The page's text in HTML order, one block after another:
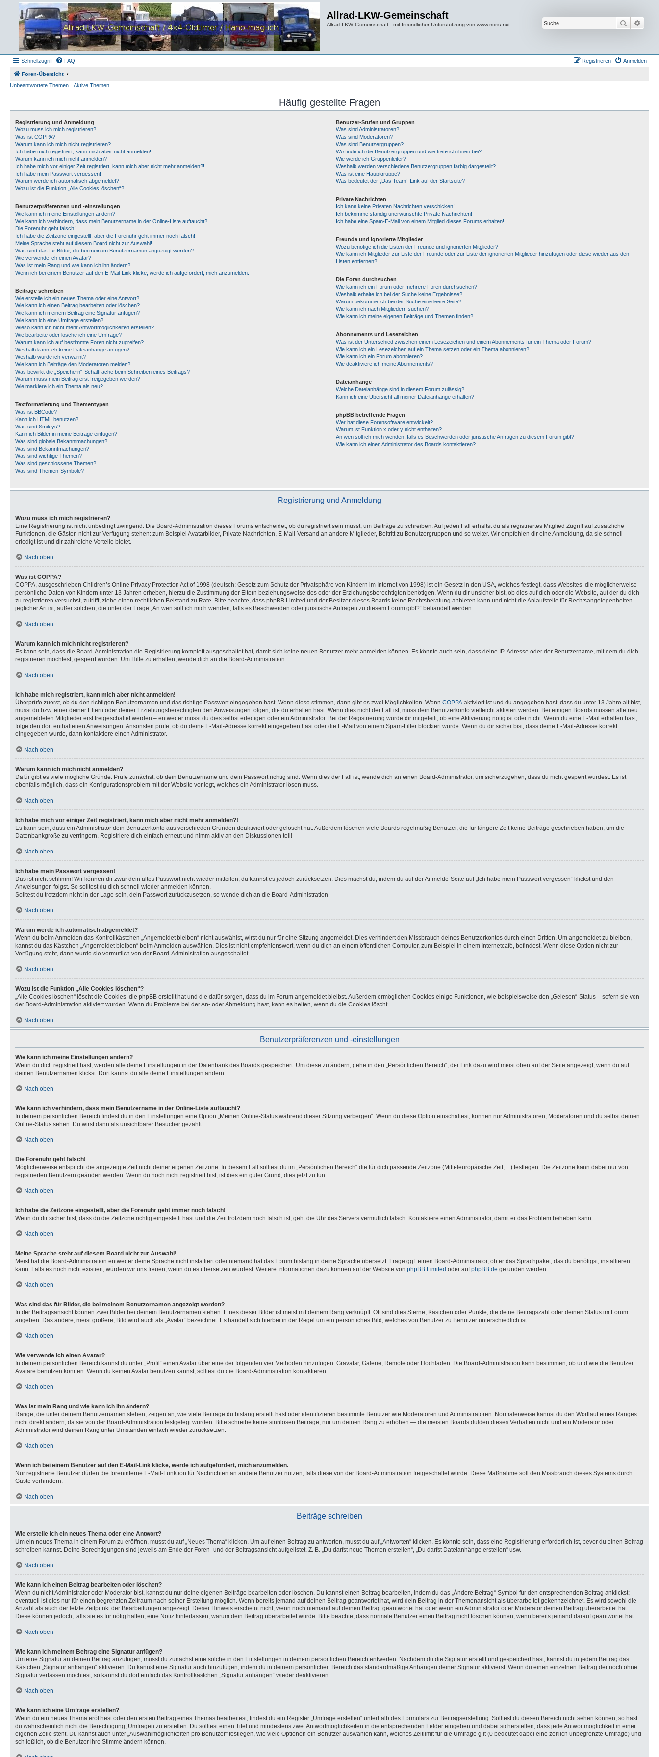
Allrad-LKW-Gemeinschaft
Allrad-LKW-Gemeinschaft - mit freundlicher Unterstützung von www.noris.net Suche
Schnellzugriff FAQ Anmelden
Registrieren
Foren-Übersicht
Unbeantwortete Themen
Aktive Themen
Häufig gestellte Fragen
Registrierung und Anmeldung
Wozu muss ich mich registrieren?
Was ist COPPA?
Warum kann ich mich nicht registrieren?
Ich habe mich registriert, kann mich aber nicht anmelden!
Warum kann ich mich nicht anmelden?
Ich habe mich vor einiger Zeit registriert, kann mich aber nicht mehr anmelden?!
Ich habe mein Passwort vergessen!
Warum werde ich automatisch abgemeldet?
Wozu ist die Funktion „Alle Cookies löschen“?
Benutzerpräferenzen und -einstellungen
Wie kann ich meine Einstellungen ändern?
Wie kann ich verhindern, dass mein Benutzername in der Online-Liste auftaucht?
Die Forenuhr geht falsch!
Ich habe die Zeitzone eingestellt, aber die Forenuhr geht immer noch falsch!
Meine Sprache steht auf diesem Board nicht zur Auswahl!
Was sind das für Bilder, die bei meinem Benutzernamen angezeigt werden?
Wie verwende ich einen Avatar?
Was ist mein Rang und wie kann ich ihn ändern?
Wenn ich bei einem Benutzer auf den E-Mail-Link klicke, werde ich aufgefordert, mich anzumelden.
Beiträge schreiben
Wie erstelle ich ein neues Thema oder eine Antwort?
Wie kann ich einen Beitrag bearbeiten oder löschen?
Wie kann ich meinem Beitrag eine Signatur anfügen?
Wie kann ich eine Umfrage erstellen?
Wieso kann ich nicht mehr Antwortmöglichkeiten erstellen?
Wie bearbeite oder lösche ich eine Umfrage?
Warum kann ich auf bestimmte Foren nicht zugreifen?
Weshalb kann ich keine Dateianhänge anfügen?
Weshalb wurde ich verwarnt?
Wie kann ich Beiträge den Moderatoren melden?
Was bewirkt die „Speichern“-Schaltfläche beim Schreiben eines Beitrags?
Warum muss mein Beitrag erst freigegeben werden?
Wie markiere ich ein Thema als neu?
Textformatierung und Thementypen
Was ist BBCode?
Kann ich HTML benutzen?
Was sind Smileys?
Kann ich Bilder in meine Beiträge einfügen?
Was sind globale Bekanntmachungen?
Was sind Bekanntmachungen?
Was sind wichtige Themen?
Was sind geschlossene Themen?
Was sind Themen-Symbole?
Benutzer-Stufen und Gruppen
Was sind Administratoren?
Was sind Moderatoren?
Was sind Benutzergruppen?
Wo finde ich die Benutzergruppen und wie trete ich ihnen bei?
Wie werde ich Gruppenleiter?
Weshalb werden verschiedene Benutzergruppen farbig dargestellt?
Was ist eine Hauptgruppe?
Was bedeutet der „Das Team“-Link auf der Startseite?
Private Nachrichten
Ich kann keine Privaten Nachrichten verschicken!
Ich bekomme ständig unerwünschte Private Nachrichten!
Ich habe eine Spam-E-Mail von einem Mitglied dieses Forums erhalten!
Freunde und ignorierte Mitglieder
Wozu benötige ich die Listen der Freunde und ignorierten Mitglieder?
Wie kann ich Mitglieder zur Liste der Freunde oder zur Liste der ignorierten Mitglieder hinzufügen oder diese wieder aus den
Listen entfernen?
Die Foren durchsuchen
Wie kann ich ein Forum oder mehrere Foren durchsuchen?
Weshalb erhalte ich bei der Suche keine Ergebnisse?
Warum bekomme ich bei der Suche eine leere Seite?
Wie kann ich nach Mitgliedern suchen?
Wie kann ich meine eigenen Beiträge und Themen finden?
Abonnements und Lesezeichen
Was ist der Unterschied zwischen einem Lesezeichen und einem Abonnements für ein Thema oder Forum?
Wie kann ich ein Lesezeichen auf ein Thema setzen oder ein Thema abonnieren?
Wie kann ich ein Forum abonnieren?
Wie deaktiviere ich meine Abonnements?
Dateianhänge
Welche Dateianhänge sind in diesem Forum zulässig?
Kann ich eine Übersicht all meiner Dateianhänge erhalten?
phpBB betreffende Fragen
Wer hat diese Forensoftware entwickelt?
Warum ist Funktion x oder y nicht enthalten?
An wen soll ich mich wenden, falls es Beschwerden oder juristische Anfragen zu diesem Forum gibt?
Wie kann ich einen Administrator des Boards kontaktieren?
Registrierung und Anmeldung
Wozu muss ich mich registrieren?
Eine Registrierung ist nicht unbedingt zwingend. Die Board-Administration dieses Forums entscheidet, ob du registriert sein musst, um Beiträge zu schreiben. Auf jeden Fall erhältst du als registriertes Mitglied Zugriff auf zusätzliche
Funktionen, die Gästen nicht zur Verfügung stehen: zum Beispiel Avatarbilder, Private Nachrichten, E-Mail-Versand an andere Mitglieder, Beitritt zu Benutzergruppen und so weiter. Wir empfehlen dir eine Anmeldung, da sie schnell
erledigt ist und dir zahlreiche Vorteile bietet.
Nach oben
Was ist COPPA?
COPPA, ausgeschrieben Children’s Online Privacy Protection Act of 1998 (deutsch: Gesetz zum Schutz der Privatsphäre von Kindern im Internet von 1998) ist ein Gesetz in den USA, welches festlegt, dass Websites, die möglicherweise
persönliche Daten von Kindern unter 13 Jahren erheben, hierzu die Zustimmung der Eltern beziehungsweise des oder der Erziehungsberechtigten benötigen. Wenn du dir unsicher bist, ob dies auf dich oder die Website, auf der du dich
zu registrieren versuchst, zutrifft, ziehe einen rechtlichen Beistand zu Rate. Bitte beachte, dass phpBB Limited und der Besitzer dieses Boards keine Rechtsberatung anbieten kann und nicht die Anlaufstelle für Rechtsangelegenheiten
jeglicher Art ist; außer solchen, die unter der Frage „An wen soll ich mich wenden, falls es Beschwerden oder juristische Anfragen zu diesem Forum gibt?“ behandelt werden.
Nach oben
Warum kann ich mich nicht registrieren?
Es kann sein, dass die Board-Administration die Registrierung komplett ausgeschaltet hat, damit sich keine neuen Benutzer mehr anmelden können. Es könnte auch sein, dass deine IP-Adresse oder der Benutzername, mit dem du dich
registrieren möchtest, gesperrt wurden. Um Hilfe zu erhalten, wende dich an die Board-Administration.
Nach oben
Ich habe mich registriert, kann mich aber nicht anmelden!
Überprüfe zuerst, ob du den richtigen Benutzernamen und das richtige Passwort eingegeben hast. Wenn diese stimmen, dann gibt es zwei Möglichkeiten. Wenn COPPA aktiviert ist und du angegeben hast, dass du unter 13 Jahre alt bist,
musst du bzw. einer deiner Eltern oder deiner Erziehungsberechtigten den Anweisungen folgen, die du erhalten hast. Wenn dies nicht der Fall ist, muss dein Benutzerkonto vielleicht aktiviert werden. Bei einigen Boards müssen alle neu
angemeldeten Mitglieder erst freigeschaltet werden – entweder musst du dies selbst erledigen oder ein Administrator. Bei der Registrierung wurde dir mitgeteilt, ob eine Aktivierung nötig ist oder nicht. Wenn du eine E-Mail erhalten hast,
folge den dort enthaltenen Anweisungen. Ansonsten prüfe, ob du deine E-Mail-Adresse korrekt eingegeben hast oder die E-Mail von einem Spam-Filter blockiert wurde. Wenn du dir sicher bist, dass deine E-Mail-Adresse korrekt
eingegeben wurde, dann kontaktiere einen Administrator.
Nach oben
Warum kann ich mich nicht anmelden?
Dafür gibt es viele mögliche Gründe. Prüfe zunächst, ob dein Benutzername und dein Passwort richtig sind. Wenn dies der Fall ist, wende dich an einen Board-Administrator, um sicherzugehen, dass du nicht gesperrt wurdest. Es ist
ebenfalls möglich, dass ein Konfigurationsproblem mit der Website vorliegt, welches ein Administrator lösen muss.
Nach oben
Ich habe mich vor einiger Zeit registriert, kann mich aber nicht mehr anmelden?!
Es kann sein, dass ein Administrator dein Benutzerkonto aus verschieden Gründen deaktiviert oder gelöscht hat. Außerdem löschen viele Boards regelmäßig Benutzer, die für längere Zeit keine Beiträge geschrieben haben, um die
Datenbankgröße zu verringern. Registriere dich einfach erneut und nimm aktiv an den Diskussionen teil!
Nach oben
Ich habe mein Passwort vergessen!
Das ist nicht schlimm! Wir können dir zwar dein altes Passwort nicht wieder mitteilen, du kannst es jedoch zurücksetzen. Dies machst du, indem du auf der Anmelde-Seite auf „Ich habe mein Passwort vergessen“ klickst und den
Anweisungen folgst. So solltest du dich schnell wieder anmelden können.
Solltest du trotzdem nicht in der Lage sein, dein Passwort zurückzusetzen, so wende dich an die Board-Administration.
Nach oben
Warum werde ich automatisch abgemeldet?
Wenn du beim Anmelden das Kontrollkästchen „Angemeldet bleiben“ nicht auswählst, wirst du nur für eine Sitzung angemeldet. Dies verhindert den Missbrauch deines Benutzerkontos durch einen Dritten. Um angemeldet zu bleiben,
kannst du das Kästchen „Angemeldet bleiben“ beim Anmelden auswählen. Dies ist nicht empfehlenswert, wenn du dich an einem öffentlichen Computer, zum Beispiel in einem Internetcafé, befindest. Wenn diese Option nicht zur
Verfügung steht, dann wurde sie vermutlich von der Board-Administration ausgeschaltet.
Nach oben
Wozu ist die Funktion „Alle Cookies löschen“?
„Alle Cookies löschen“ löscht die Cookies, die phpBB erstellt hat und die dafür sorgen, dass du im Forum angemeldet bleibst. Außerdem ermöglichen Cookies einige Funktionen, wie beispielsweise den „Gelesen“-Status – sofern sie von
der Board-Administration aktiviert wurden. Wenn du Probleme bei der An- oder Abmeldung hast, kann es helfen, wenn du die Cookies löscht.
Nach oben
Benutzerpräferenzen und -einstellungen
Wie kann ich meine Einstellungen ändern?
Wenn du dich registriert hast, werden alle deine Einstellungen in der Datenbank des Boards gespeichert. Um diese zu ändern, gehe in den „Persönlichen Bereich“; der Link dazu wird meist oben auf der Seite angezeigt, wenn du auf
deinen Benutzernamen klickst. Dort kannst du alle deine Einstellungen ändern.
Nach oben
Wie kann ich verhindern, dass mein Benutzername in der Online-Liste auftaucht?
In deinem persönlichen Bereich findest du in den Einstellungen eine Option „Meinen Online-Status während dieser Sitzung verbergen“. Wenn du diese Option einschaltest, können nur Administratoren, Moderatoren und du selbst deinen
Online-Status sehen. Du wirst dann als unsichtbarer Besucher gezählt.
Nach oben
Die Forenuhr geht falsch!
Möglicherweise entspricht die angezeigte Zeit nicht deiner eigenen Zeitzone. In diesem Fall solltest du im „Persönlichen Bereich“ die für dich passende Zeitzone (Mitteleuropäische Zeit, ...) festlegen. Die Zeitzone kann dabei nur von
registrierten Benutzern geändert werden. Wenn du noch nicht registriert bist, ist dies ein guter Grund, dies jetzt zu tun.
Nach oben
Ich habe die Zeitzone eingestellt, aber die Forenuhr geht immer noch falsch!
Wenn du dir sicher bist, dass du die Zeitzone richtig eingestellt hast und die Zeit trotzdem noch falsch ist, geht die Uhr des Servers vermutlich falsch. Kontaktiere einen Administrator, damit er das Problem beheben kann.
Nach oben
Meine Sprache steht auf diesem Board nicht zur Auswahl!
Meist hat die Board-Administration entweder deine Sprache nicht installiert oder niemand hat das Forum bislang in deine Sprache übersetzt. Frage ggf. einen Board-Administrator, ob er das Sprachpaket, das du benötigst, installieren
kann. Falls es noch nicht existiert, würden wir uns freuen, wenn du es übersetzen würdest. Weitere Informationen dazu können auf der Website von phpBB Limited oder aufphpBB.de gefunden werden.
Nach oben
Was sind das für Bilder, die bei meinem Benutzernamen angezeigt werden?
In der Beitragsansicht können zwei Bilder bei deinem Benutzernamen stehen. Eines dieser Bilder ist meist mit deinem Rang verknüpft: Oft sind dies Sterne, Kästchen oder Punkte, die deine Beitragszahl oder deinen Status im Forum
angeben. Das andere, meist größere, Bild wird auch als „Avatar“ bezeichnet. Es handelt sich hierbei in der Regel um ein persönliches Bild, welches von Benutzer zu Benutzer unterschiedlich ist.
Nach oben
Wie verwende ich einen Avatar?
In deinem persönlichen Bereich kannst du unter „Profil“ einen Avatar über eine der folgenden vier Methoden hinzufügen: Gravatar, Galerie, Remote oder Hochladen. Die Board-Administration kann bestimmen, ob und wie die Benutzer
Avatare benutzen können. Wenn du keinen Avatar benutzen kannst, solltest du die Board-Administration kontaktieren.
Nach oben
Was ist mein Rang und wie kann ich ihn ändern?
Ränge, die unter deinem Benutzernamen stehen, zeigen an, wie viele Beiträge du bislang erstellt hast oder identifizieren bestimmte Benutzer wie Moderatoren und Administratoren. Normalerweise kannst du den Wortlaut eines Ranges
nicht direkt ändern, da sie von der Board-Administration festgelegt wurden. Bitte schreibe keine sinnlosen Beiträge, nur um deinen Rang zu erhöhen — die meisten Boards dulden dieses Verhalten nicht und ein Moderator oder
Administrator wird deinen Rang unter Umständen einfach wieder zurücksetzen.
Nach oben
Wenn ich bei einem Benutzer auf den E-Mail-Link klicke, werde ich aufgefordert, mich anzumelden.
Nur registrierte Benutzer dürfen die foreninterne E-Mail-Funktion für Nachrichten an andere Benutzer nutzen, falls diese von der Board-Administration freigeschaltet wurde. Diese Maßnahme soll den Missbrauch dieses Systems durch
Gäste verhindern.
Nach oben
Beiträge schreiben
Wie erstelle ich ein neues Thema oder eine Antwort?
Um ein neues Thema in einem Forum zu eröffnen, musst du auf „Neues Thema“ klicken. Um auf einen Beitrag zu antworten, musst du auf „Antworten“ klicken. Es könnte sein, dass eine Registrierung erforderlich ist, bevor du einen Beitrag
schreiben kannst. Deine Berechtigungen sind jeweils am Ende der Foren- und der Beitragsansicht aufgelistet. Z. B. „Du darfst neue Themen erstellen“, „Du darfst Dateianhänge erstellen“ usw.
Nach oben
Wie kann ich einen Beitrag bearbeiten oder löschen?
Wenn du nicht Administrator oder Moderator bist, kannst du nur deine eigenen Beiträge bearbeiten oder löschen. Du kannst einen Beitrag bearbeiten, indem du das „Ändere Beitrag“-Symbol für den entsprechenden Beitrag anklickst;
eventuell ist dies nur für einen begrenzten Zeitraum nach seiner Erstellung möglich. Wenn bereits jemand auf deinen Beitrag geantwortet hat, wird dein Beitrag in der Themenansicht als überarbeitet gekennzeichnet. Es wird sowohl die
Anzahl als auch der letzte Zeitpunkt der Bearbeitungen angezeigt. Dieser Hinweis erscheint nicht, wenn noch niemand auf deinen Beitrag geantwortet hat oder wenn ein Administrator oder Moderator deinen Beitrag überarbeitet hat.
Diese können jedoch, falls sie es für nötig halten, eine Notiz hinterlassen, warum dein Beitrag überarbeitet wurde. Bitte beachte, dass normale Benutzer einen Beitrag nicht löschen können, wenn bereits jemand darauf geantwortet hat.
Nach oben
Wie kann ich meinem Beitrag eine Signatur anfügen?
Um eine Signatur an deinen Beitrag anzufügen, musst du zunächst eine solche in den Einstellungen in deinem persönlichen Bereich entwerfen. Nachdem du die Signatur erstellt und gespeichert hast, kannst du in jedem Beitrag das
Kästchen „Signatur anhängen“ aktivieren. Du kannst eine Signatur auch hinzufügen, indem du in deinem persönlichen Bereich das standardmäßige Anhängen deiner Signatur aktivierst. Wenn du einen einzelnen Beitrag dennoch ohne
Signatur verfassen möchtest, so kannst du dort einfach das Kontrollkästchen „Signatur anhängen“ wieder deaktivieren.
Nach oben
Wie kann ich eine Umfrage erstellen?
Wenn du ein neues Thema eröffnest oder den ersten Beitrag eines Themas bearbeitest, findest du ein Register „Umfrage erstellen“ unterhalb des Formulars zur Beitragserstellung. Solltest du diesen Bereich nicht sehen können, so hast
du wahrscheinlich nicht die Berechtigung, Umfragen zu erstellen. Du solltest einen Titel und mindestens zwei Antwortmöglichkeiten in die entsprechenden Felder eingeben und dabei sicherstellen, dass jede Antwortmöglichkeit in einer
eigenen Zeile steht. Du kannst auch unter „Auswahlmöglichkeiten pro Benutzer“ festlegen, wie viele Optionen ein Benutzer auswählen kann, welches Zeitlimit für die Umfrage gilt (0 bedeutet dabei eine zeitlich unbegrenzte Umfrage) und
schließlich, ob die Benutzer ihre Stimme ändern können.